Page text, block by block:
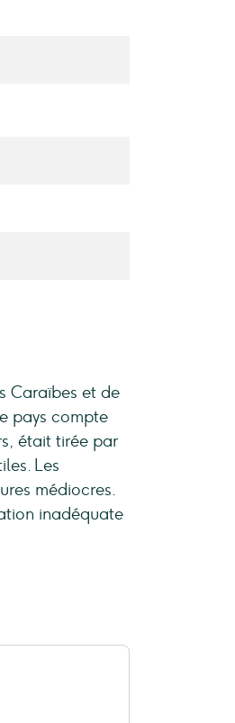
Caraïbes et de
pays compte
était tirée par
Les
médiocres.
inadéquate